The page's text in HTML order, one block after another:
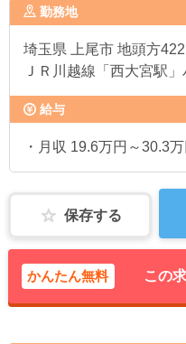
勤務地
埼玉県 上尾市 地頭方422
ＪＲ川越線「西大宮駅
給与
・月収 19.6万円～30.3
保存する
かんたん無料 この